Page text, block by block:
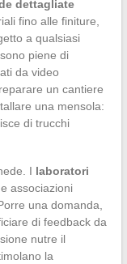
dettagliate
fino alle finiture,
a qualsiasi
piene di
da video
un cantiere
una mensola:
di trucchi
I laboratori
associazioni
una domanda,
di feedback da
nutre il
la